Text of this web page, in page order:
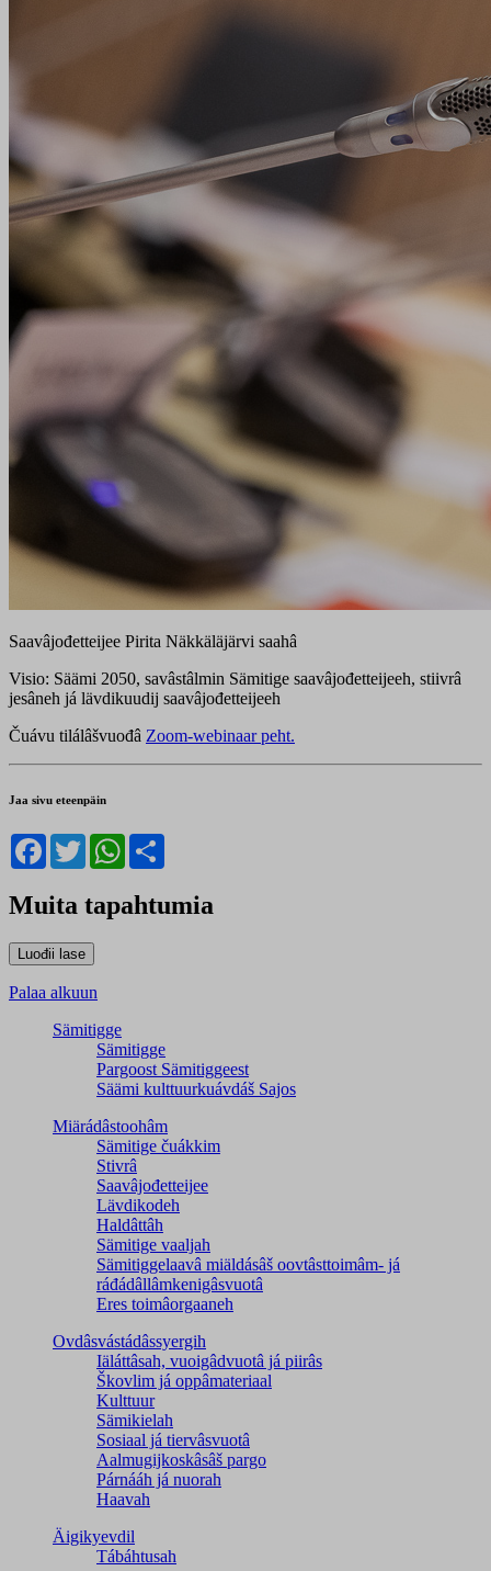
Saavâjođetteijee Pirita Näkkäläjärvi saahâ
Visio: Säämi 2050, savâstâlmin Sämitige saavâjođetteijeeh, stiivrâ
jesâneh já lävdikuudij saavâjođetteijeeh
Čuávu tilálâšvuođâ Zoom-webinaar peht.
Jaa sivu eteenpäin
Facebook
TwitterWhatsApp
Muita tapahtumia
Palaa alkuun
Sämitigge
Sämitigge
Pargoost Sämitiggeest
Säämi kulttuurkuávdáš Sajos
Miärádâstoohâm
Sämitige čuákkim
Stivrâ
Saavâjođetteijee
Lävdikodeh
Haldâttâh
Sämitige vaaljah
Sämitiggelaavâ miäldásâš oovtâsttoimâm- já
ráđádâllâmkenigâsvuotâ
Eres toimâorgaaneh
Ovdâsvástádâssyergih
Iäláttâsah, vuoigâdvuotâ já piirâs
Škovlim já oppâmateriaal
Kulttuur
Sämikielah
Sosiaal já tiervâsvuotâ
Aalmugijkoskâsâš pargo
Párnááh já nuorah
Haavah
Äigikyevdil
Tábáhtusah